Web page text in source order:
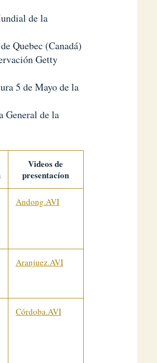
de la
Quebec (Canadá)
Getty
5 de Mayo de la
General de la
Videos de
presentacíon
Andong.AVI
Aranjuez.AVI
Córdoba.AVI